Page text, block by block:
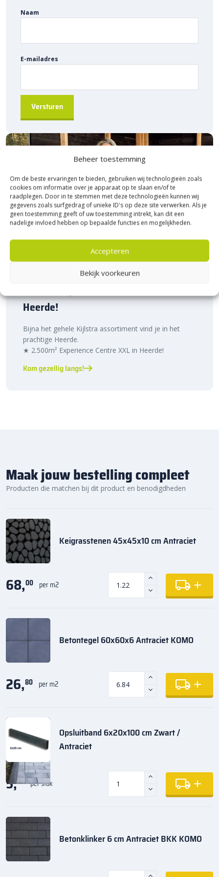
Beheer toestemming
Om de beste ervaringen te bieden, gebruiken wij technologieën zoals
cookies om informatie over je apparaat op te slaan en/of te
raadplegen. Door in te stemmen met deze technologieën kunnen wij
gegevens zoals surfgedrag of unieke ID's op deze site verwerken. Als je
geen toestemming geeft of uw toestemming intrekt, kan dit een
nadelige invloed hebben op bepaalde functies en mogelijkheden.
Accepteren
Bekijk voorkeuren
Naam
E-mailadres
Heerde!
Bijna het gehele Kijlstra assortiment vind je in het
prachtige Heerde.
★ 2.500m² Experience Centre XXL in Heerde!
Kom gezellig langs!
Maak jouw bestelling compleet
Producten die matchen bij dit product en benodigdheden
Keigrasstenen 45x45x10 cm Antraciet
68,00 per m2
Betontegel 60x60x6 Antraciet KOMO
26,80 per m2
Opsluitband 6x20x100 cm Zwart /
Antraciet
5,35 per stuk
Betonklinker 6 cm Antraciet BKK KOMO